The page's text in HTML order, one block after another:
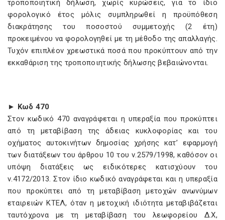
τροποποιητική δήλωση, χωρίς κυρώσεις, για το ίδιο
φορολογικό έτος μόλις συμπληρωθεί η προϋπόθεση
διακράτησης του ποσοστού συμμετοχής (2 έτη)
προκειμένου να φορολογηθεί με τη μέθοδο της απαλλαγής.
Τυχόν επιπλέον χρεωστικά ποσά που προκύπτουν από την
εκκαθάριση της τροποποιητικής δήλωσης βεβαιώνονται.
► Κωδ 470
Στον κωδικό 470 αναγράφεται η υπεραξία που προκύπτει
από τη μεταβίβαση της άδειας κυκλοφορίας και του
οχήματος αυτοκινήτων δημοσίας χρήσης κατ’ εφαρμογή
των διατάξεων του άρθρου 10 του ν.2579/1998, καθόσον οι
υπόψη διατάξεις ως ειδικότερες κατισχύουν του
ν.4172/2013. Στον ίδιο κωδικό αναγράφεται και η υπεραξία
που προκύπτει από τη μεταβίβαση μετοχών ανωνύμων
εταιρειών ΚΤΕΛ, όταν η μετοχική ιδιότητα μεταβιβάζεται
ταυτόχρονα με τη μεταβίβαση του λεωφορείου Δ.Χ,